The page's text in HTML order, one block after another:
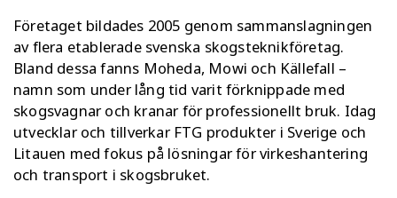
Företaget bildades 2005 genom sammanslagningen
av flera etablerade svenska skogsteknikföretag.
Bland dessa fanns Moheda, Mowi och Källefall –
namn som under lång tid varit förknippade med
skogsvagnar och kranar för professionellt bruk. Idag
utvecklar och tillverkar FTG produkteri Sverige och
Litauen med fokus på lösningar för virkeshantering
och transport i skogsbruket.